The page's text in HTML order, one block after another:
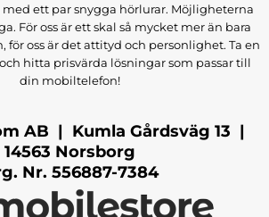
ett par snygga hörlurar. Möjligheterna
För oss är ett skal så mycket mer än bara
oss är det attityd och personlighet. Ta en
hitta prisvärda lösningar som passar till
din mobiltelefon!
AB | Kumla Gårdsväg 13 |
14563 Norsborg
Nr. 556887-7384